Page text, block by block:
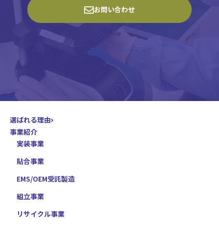
お問い合わせ
選ばれる理由
事業紹介
実装事業
貼合事業
EMS/OEM受託製造
組立事業
リサイクル事業